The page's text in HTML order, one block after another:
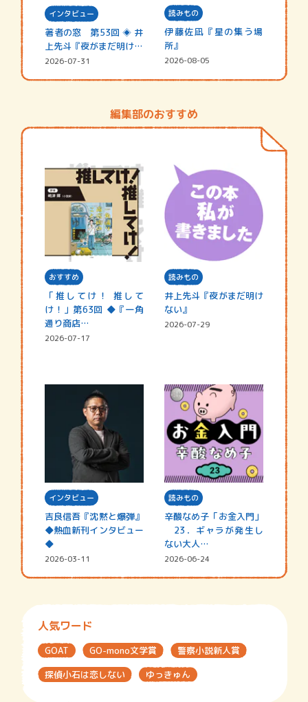
インタビュー
著者の窓 第53回 ◈ 井
上先斗『夜がまだ明けな
い』
2026-07-31
読みもの
伊藤佐凪『星の集う場
所』
2026-08-05
編集部のおすすめ
おすすめ
「推してけ！ 推して
け！」第63回 ◆『一角
通り商店…
2026-07-17
読みもの
井上先斗『夜がまだ明け
ない』
2026-07-29
インタビュー
吉良信吾『沈黙と爆弾』
◆熱血新刊インタビュー
◆
2026-03-11
読みもの
辛酸なめ子「お金入門」
23．ギャラが発生し
ない大人…
2026-06-24
人気ワード
GOAT GO-mono文学賞
警察小説新人賞
探偵小石は恋しない
ゆっきゅん